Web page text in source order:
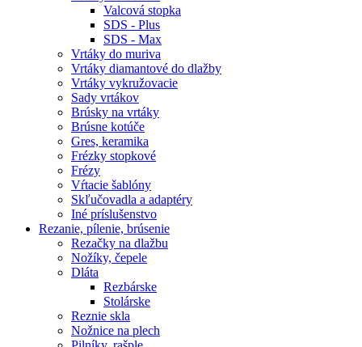
Valcová stopka
SDS - Plus
SDS - Max
Vrtáky do muriva
Vrtáky diamantové do dlažby
Vrtáky vykružovacie
Sady vrtákov
Brúsky na vrtáky
Brúsne kotúče
Gres, keramika
Frézky stopkové
Frézy
Vŕtacie šablóny
Skľučovadla a adaptéry
Iné príslušenstvo
Rezanie, pílenie, brúsenie
Rezačky na dlažbu
Nožíky, čepele
Dláta
Rezbárske
Stolárske
Reznie skla
Nožnice na plech